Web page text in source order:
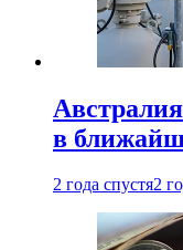
в
2 года спустя2